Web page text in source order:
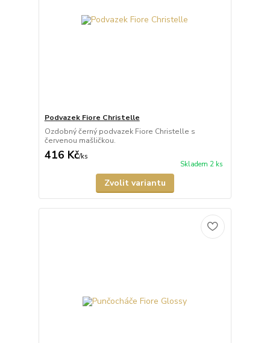
Podvazek Fiore Christelle
Ozdobný černý podvazek Fiore Christelle s
červenou mašličkou.
416 Kč/ks
Skladem 2 ks
Zvolit variantu